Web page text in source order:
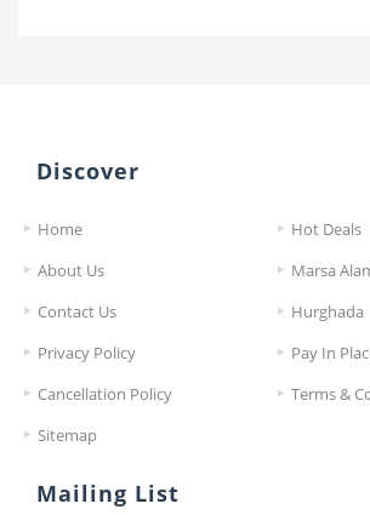
Discover
Home
Hot Deals
About Us
Marsa
Contact Us
Hurghada
Privacy Policy
Pay In
Cancellation Policy
Terms &
Sitemap
Mailing List